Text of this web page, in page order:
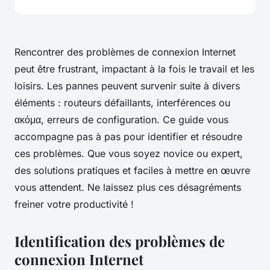
Rencontrer des problèmes de connexion Internet
peut être frustrant, impactant à la fois le travail et les
loisirs. Les pannes peuvent survenir suite à divers
éléments : routeurs défaillants, interférences ou
ακόμα, erreurs de configuration. Ce guide vous
accompagne pas à pas pour identifier et résoudre
ces problèmes. Que vous soyez novice ou expert,
des solutions pratiques et faciles à mettre en œuvre
vous attendent. Ne laissez plus ces désagréments
freiner votre productivité !
Identification des problèmes de
connexion Internet